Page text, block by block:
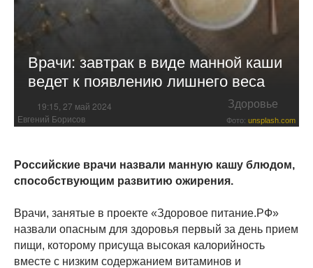
Врачи: завтрак в виде манной каши
ведет к появлению лишнего веса
19:15, 27 май 2024 Здоровье
Евгений Борисов Фото: unsplash.com
Российские врачи назвали манную кашу блюдом,
способствующим развитию ожирения.
Врачи, занятые в проекте «Здоровое питание.РФ»
назвали опасным для здоровья первый за день прием
пищи, которому присуща высокая калорийность
вместе с низким содержанием витаминов и